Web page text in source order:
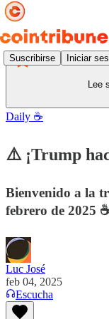
Suscribirse Iniciar
Lee
Daily ☕️
⚠️ ¡Trump
Bienvenido a la
febrero de 2025
Luc José
feb 04, 2025
Escucha